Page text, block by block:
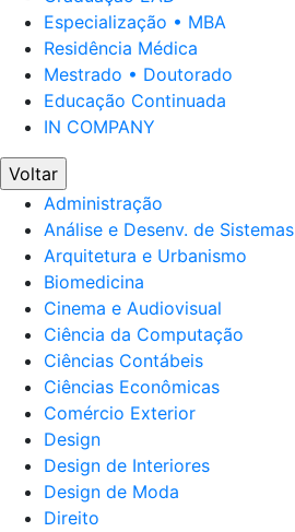
Especialização • MBA
Residência Médica
Mestrado • Doutorado
Educação Continuada
IN COMPANY
Voltar
Administração
Análise e Desenv. de Sistemas
Arquitetura e Urbanismo
Biomedicina
Cinema e Audiovisual
Ciência da Computação
Ciências Contábeis
Ciências Econômicas
Comércio Exterior
Design
Design de Interiores
Design de Moda
Direito